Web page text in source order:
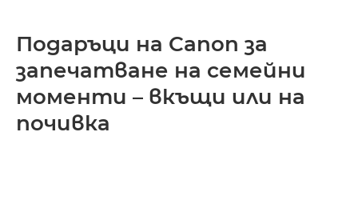
Подаръци на Canon за
запечатване на семейни
моменти – вкъщи или на
почивка